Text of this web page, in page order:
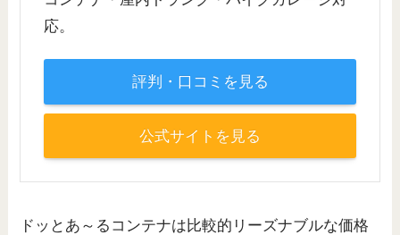
応。
評判・口コミを見る
公式サイトを見る
ドッとあ～るコンテナは比較的リーズナブルな価格